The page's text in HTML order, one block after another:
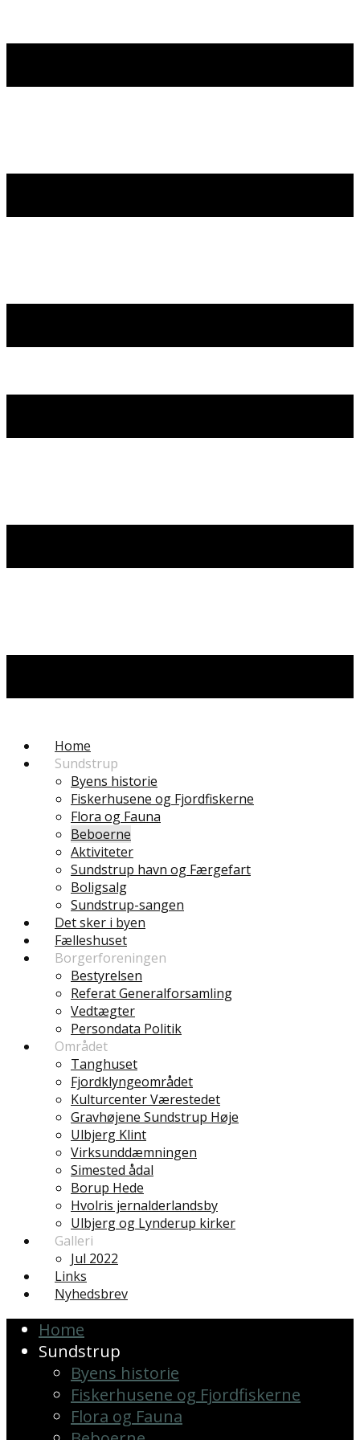
Home
Sundstrup
Byens historie
Fiskerhusene og Fjordfiskerne
Flora og Fauna
Beboerne
Aktiviteter
Sundstrup havn og Færgefart
Boligsalg
Sundstrup-sangen
Det sker i byen
Fælleshuset
Borgerforeningen
Bestyrelsen
Referat Generalforsamling
Vedtægter
Persondata Politik
Området
Tanghuset
Fjordklyngeområdet
Kulturcenter Værestedet
Gravhøjene Sundstrup Høje
Ulbjerg Klint
Virksunddæmningen
Simested ådal
Borup Hede
Hvolris jernalderlandsby
Ulbjerg og Lynderup kirker
Galleri
Jul 2022
Links
Nyhedsbrev
Home
Sundstrup
Byens historie
Fiskerhusene og Fjordfiskerne
Flora og Fauna